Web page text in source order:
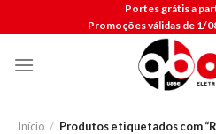
to
Portes grátis a
Promoções válidas de 1/
Início / Produtos etiquetados com